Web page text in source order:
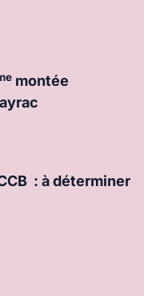
montée
: à déterminer